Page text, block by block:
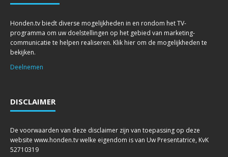
Honden.tv biedt diverse mogelijkheden in en rondom het TV-
programma om uw doelstellingen op het gebied van marketing-
communicatie te helpen realiseren. Klik hier om de mogelijkheden te
bekijken.
Deelnemen
DISCLAIMER
De voorwaarden van deze disclaimer zijn van toepassing op deze
website www.honden.tv welke eigendom is van Uw Presentatrice, KvK
52710319